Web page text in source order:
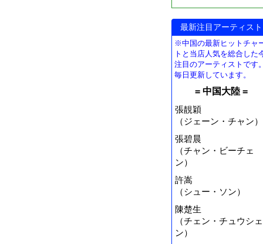
最新注目アーティスト
※中国の最新ヒットチャ
トと当店人気を総合した
注目のアーティストです。
毎日更新しています。
= 中国大陸 =
張靚穎
（ジェーン・チャン）
張碧晨
（チャン・ビーチェ
ン）
許嵩
（シュー・ソン）
陳楚生
（チェン・チュウシェ
ン）